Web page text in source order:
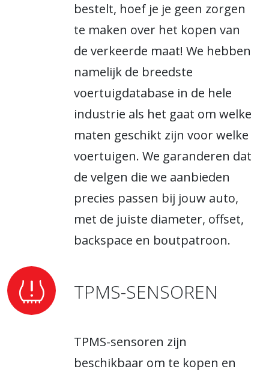
bestelt, hoef je je geen zorgen
te maken over het kopen van
de verkeerde maat! We hebben
namelijk de breedste
voertuigdatabase in de hele
industrie als het gaat om welke
maten geschikt zijn voor welke
voertuigen. We garanderen dat
de velgen die we aanbieden
precies passen bij jouw auto,
met de juiste diameter, offset,
backspace en boutpatroon.
TPMS-SENSOREN
TPMS-sensoren zijn
beschikbaar om te kopen en